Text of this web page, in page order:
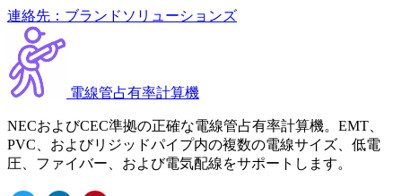
連絡先：ブランドソリューションズ
電線管占有率計算機
NECおよびCEC準拠の正確な電線管占有率計算機。EMT、
PVC、およびリジッドパイプ内の複数の電線サイズ、低電
圧、ファイバー、および電気配線をサポートします。